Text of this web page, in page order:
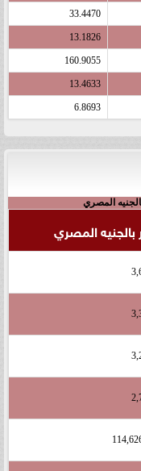
33.4470
13.1826
160.9055
13.4633
6.8693
المصري
بالجنيه المصري